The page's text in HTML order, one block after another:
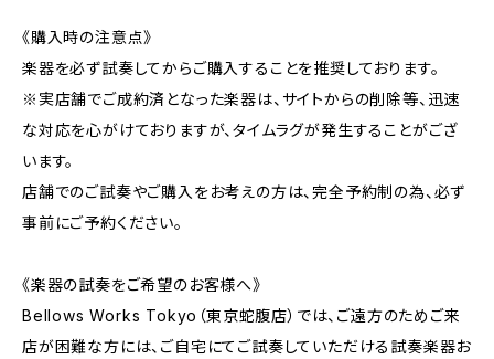
《購入時の注意点》
楽器を必ず試奏してからご購入することを推奨しております。
※実店舗でご成約済となった楽器は、サイトからの削除等、迅速
な対応を心がけておりますが、タイムラグが発生することがござ
います。
店舗でのご試奏やご購入をお考えの方は、完全予約制の為、必ず
事前にご予約ください。
《楽器の試奏をご希望のお客様へ》
Bellows Works Tokyo（東京蛇腹店）では、ご遠方のためご来
店が困難な方には、ご自宅にてご試奏していただける試奏楽器お